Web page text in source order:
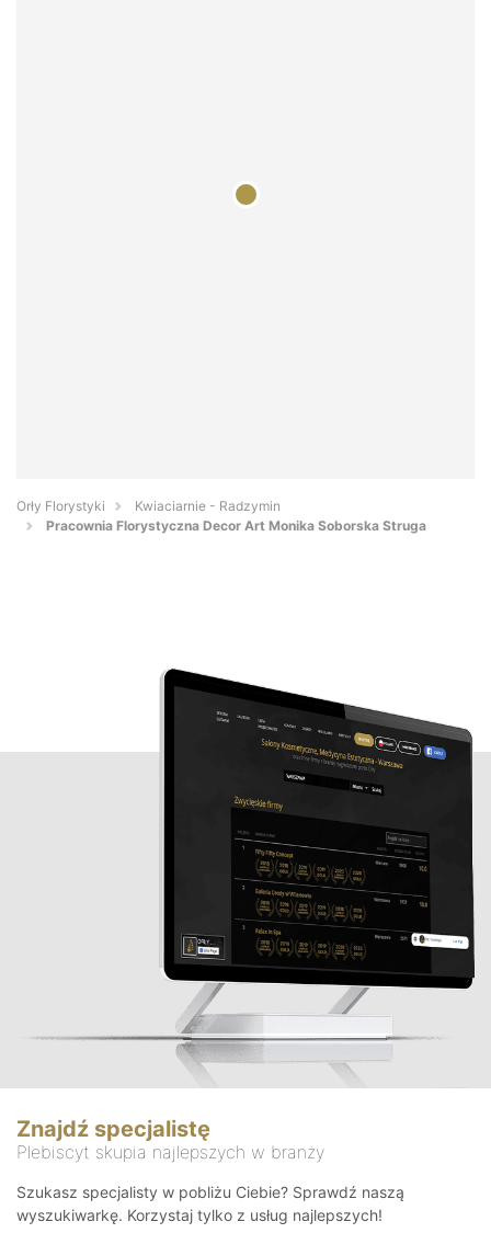
Orły Florystyki
Kwiaciarnie - Radzymin
Pracownia Florystyczna Decor Art Monika Soborska Struga
Znajdź specjalistę
Plebiscyt skupia najlepszych w branży
Szukasz specjalisty w pobliżu Ciebie? Sprawdź naszą
wyszukiwarkę. Korzystaj tylko z usług najlepszych!